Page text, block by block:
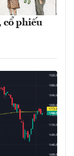
cổ phiếu